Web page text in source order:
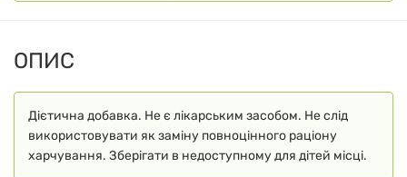
ОПИС
Дієтична добавка. Не є лікарським засобом. Не слід
використовувати як заміну повноцінного раціону
харчування. Зберігати в недоступному для дітей місці.